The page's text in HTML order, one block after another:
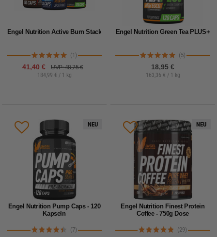
Engel Nutrition Active Burn Stack
(1)
41,40 €
UVP: 48,75 €
184,99 € / 1 kg
Engel Nutrition Green Tea PLUS+
(5)
18,95 €
163,36 € / 1 kg
NEU
Engel Nutrition Pump Caps - 120
Kapseln
(7)
NEU
Engel Nutrition Finest Protein
Coffee - 750g Dose
(29)